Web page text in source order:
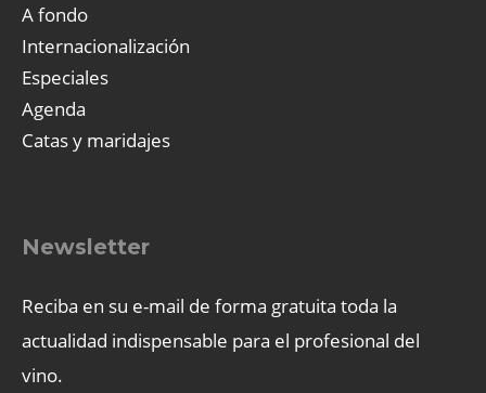
A fondo
Internacionalización
Especiales
Agenda
Catas y maridajes
Newsletter
Reciba en su e-mail de forma gratuita toda la
actualidad indispensable para el profesional del
vino.